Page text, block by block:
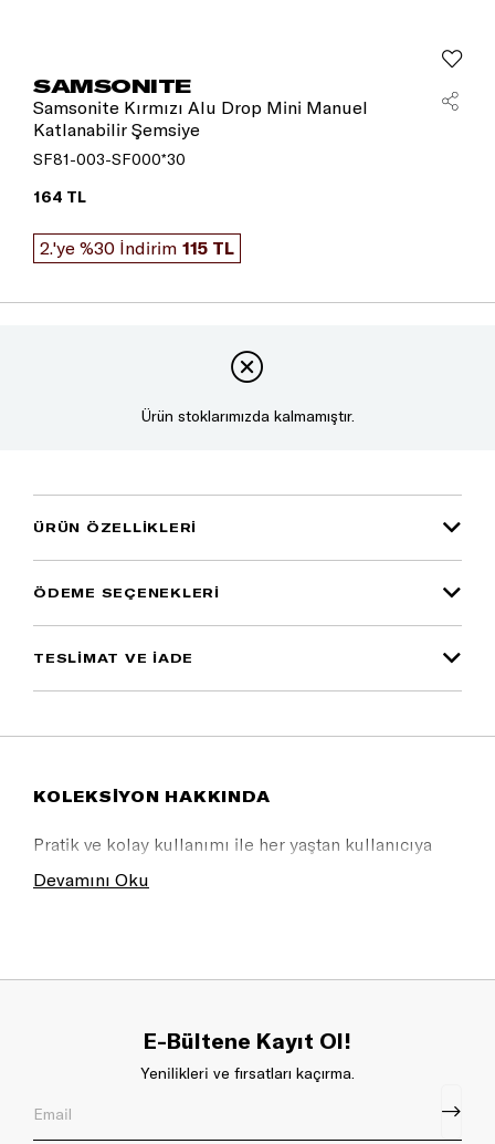
SAMSONITE
Samsonite Kırmızı Alu Drop Mini Manuel
Katlanabilir Şemsiye
SF81-003-SF000*30
164 TL
2.'ye %30 İndirim 115 TL
Ürün stoklarımızda kalmamıştır.
ÜRÜN ÖZELLIKLERI
ÖDEME SEÇENEKLERI
TESLİMAT VE İADE
KOLEKSİYON HAKKINDA
Pratik ve kolay kullanımı ile her yaştan kullanıcıya
uygundur.
Devamını Oku
E-Bültene Kayıt Ol!
Yenilikleri ve fırsatları kaçırma.